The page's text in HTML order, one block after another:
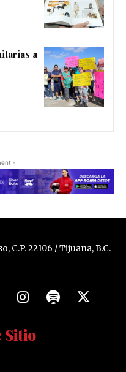
a
-
C.P. 22106 / Tijuana, B.C.
Sitio